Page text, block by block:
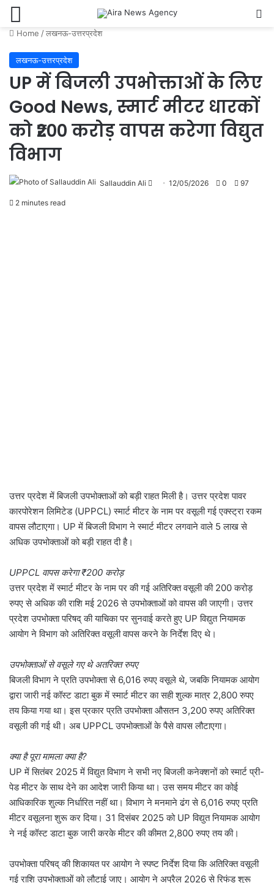
Home /लखनऊ-उत्तरप्रदेश
लखनऊ-उत्तरप्रदेश
UP में बिजली उपभोक्ताओं के लिए
Good News, स्मार्ट मीटर धारकों
को ‌₹200 करोड़ वापस करेगा विद्युत
विभाग
Sallauddin Ali
Send12/05/2026 0 97
2 minutes read
उत्तर प्रदेश में बिजली उपभोक्ताओं को बड़ी राहत मिली है। उत्तर प्रदेश पावर
कारपोरेशन लिमिटेड (UPPCL) स्मार्ट मीटर के नाम पर वसूली गई एक्स्ट्रा रकम
वापस लौटाएगा। UP में बिजली विभाग ने स्मार्ट मीटर लगवाने वाले 5 लाख से
अधिक उपभोक्ताओं को बड़ी राहत दी है।
UPPCL वापस करेगा ‌₹200 करोड़
उत्तर प्रदेश में स्मार्ट मीटर के नाम पर की गई अतिरिक्त वसूली की 200 करोड़
रुपए से अधिक की राशि मई 2026 से उपभोक्ताओं को वापस की जाएगी। उत्तर
प्रदेश उपभोक्ता परिषद् की याचिका पर सुनवाई करते हुए UP विद्युत नियामक
आयोग ने विभाग को अतिरिक्त वसूली वापस करने के निर्देश दिए थे।
उपभोक्ताओं से वसूले गए थे अतरिक्त रुपए
बिजली विभाग ने प्रति उपभोक्ता से 6,016 रुपए वसूले थे, जबकि नियामक आयोग
द्वारा जारी नई कॉस्ट डाटा बुक में स्मार्ट मीटर का सही शुल्क मात्र 2,800 रुपए
तय किया गया था। इस प्रकार प्रति उपभोक्ता औसतन 3,200 रुपए अतिरिक्त
वसूली की गई थी। अब UPPCL उपभोक्ताओं के पैसे वापस लौटाएगा।
क्या है पूरा मामला क्या है?
UP में सितंबर 2025 में विद्युत विभाग ने सभी नए बिजली कनेक्शनों को स्मार्ट प्री-
पेड मीटर के साथ देने का आदेश जारी किया था। उस समय मीटर का कोई
आधिकारिक शुल्क निर्धारित नहीं था। विभाग ने मनमाने ढंग से 6,016 रुपए प्रति
मीटर वसूलना शुरू कर दिया। 31 दिसंबर 2025 को UP विद्युत नियामक आयोग
ने नई कॉस्ट डाटा बुक जारी करके मीटर की कीमत 2,800 रुपए तय की।
उपभोक्ता परिषद् की शिकायत पर आयोग ने स्पष्ट निर्देश दिया कि अतिरिक्त वसूली
गई राशि उपभोक्ताओं को लौटाई जाए। आयोग ने अप्रैल 2026 से रिफंड शुरू